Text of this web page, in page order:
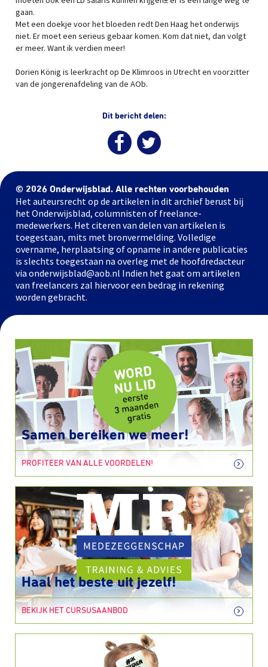
gaan.
Met een doekje voor het bloeden redt Den Haag het onderwijs
niet. Er moet een serieus gebaar komen. Kom dat niet, dan volgt
er meer. Want ik verdien meer!
Dorien König is leerkracht op De Klimroos in Utrecht en voorzitter
van de jongerenafdeling van de AOb.
Dit bericht delen:
© 2026 Onderwijsblad. Alle rechten voorbehouden
Het auteursrecht op de artikelen in dit archief berust bij
het Onderwijsblad, columnisten of freelance-
medewerkers. Het citeren van delen van artikelen is
toegestaan, mits met bronvermelding. Volledige
overname, herplaatsing of opname in andere publicaties
is slechts toegestaan na overleg met de hoofdredacteur
via onderwijsblad@aob.nl Indien het gaat om artikelen
van freelancers zal hiervoor een bedrag in rekening
worden gebracht.
Samen bereiken we meer!
PROFITEER VAN ALLE VOORDELEN!
Haal het beste uit jezelf!
BEKIJK HET CURSUSAANBOD